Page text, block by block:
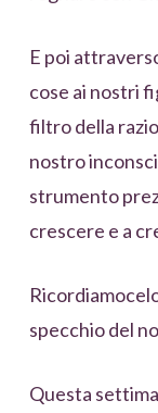
E poi
cose ai nostri
filtro della
nostro
strumento
crescere e a
specchio del
Questa